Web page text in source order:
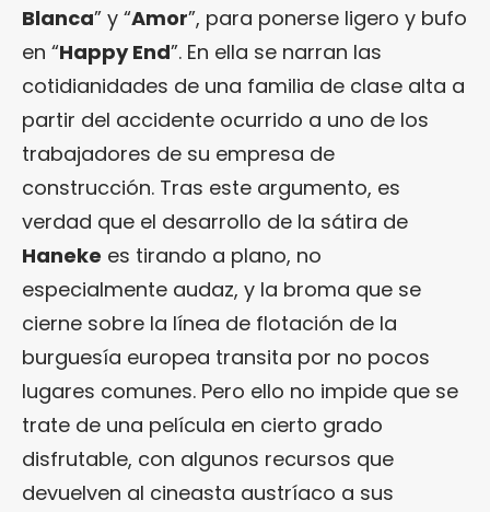
Blanca” y “Amor”, para ponerse ligero y bufo
en “Happy End”. En ella se narran las
cotidianidades de una familia de clase alta a
partir del accidente ocurrido a uno de los
trabajadores de su empresa de
construcción. Tras este argumento, es
verdad que el desarrollo de la sátira de
Haneke es tirando a plano, no
especialmente audaz, y la broma que se
cierne sobre la línea de flotación de la
burguesía europea transita por no pocos
lugares comunes. Pero ello no impide que se
trate de una película en cierto grado
disfrutable, con algunos recursos que
devuelven al cineasta austríaco a sus